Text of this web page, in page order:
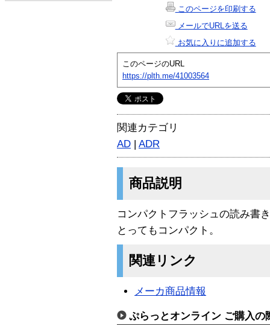
このページを印刷する
メールでURLを送る
お気に入りに追加する
このページのURL
https://plth.me/41003564
関連カテゴリ
AD | ADR
商品説明
コンパクトフラッシュの読み書
とってもコンパクト。
関連リンク
メーカ商品情報
ぷらっとオンライン ご購入の